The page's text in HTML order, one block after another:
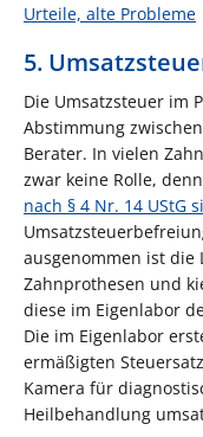
Urteile, alte Probleme
5.
Die Umsatzsteuer im
Abstimmung
Berater. In vielen
zwar keine Rolle, denn
nach § 4 Nr. 14 UStG
ausgenommen ist die
Zahnprothesen und
diese im Eigenlabor
Die im Eigenlabor
ermäßigten
Kamera für
Heilbehandlung